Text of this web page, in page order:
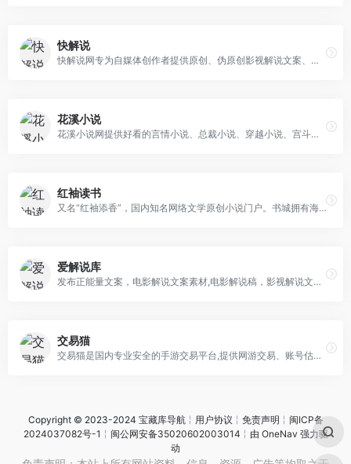
快解说
快解说网专为自媒体创作者提供原创、伪原创影视解说文案、解说文稿等文案，做最全最好的影视解说分享网。
花溪小说
花溪小说网提供好看的言情小说、总裁小说、穿越小说、宫斗小说等各种题材的言情小说在线免费阅读。
红袖读书
又名“红袖添香”，国内知名网络文学原创小说门户。书城拥有海量完结全本小说，每日更新言情、都市、耽美、穿越、官场、重生、玄幻、女尊等小说的连载最新章节，定期发布阅读小说排行榜单，听有声小说推荐下载『红袖读书APP』。
爱解说库
发布正能量文案，电影解说文案素材,电影解说稿，影视解说文案，电影解说文案素材网。
交易猫
交易猫是国内专业安全的手游交易平台,提供网游交易、账号估值、淘手游账号、装备道具交易、买号卖号、游戏代练、苹果代充值、游戏充值、首充号等服务,手游交易就上交易猫官网！
Copyright © 2023-2024 宝藏库导航╎ 用户协议 ╎ 免责声明 ╎ 闽ICP备
2024037082号-1 ╎ 闽公网安备35020602003014 ╎由 OneNav 强力驱
动